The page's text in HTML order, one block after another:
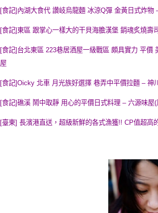
[食記]內湖大食代 讚岐烏龍麵 冰涼Q彈 金黃日式炸物
[食記]東區 跟掌心一樣大的干貝海膽漢堡 銷魂炙燒壽
[食記]台北東區 223巷居酒屋一級戰區 頗具實力 平價
屋
[食記]Oicky 北車 月光族好選擇 巷弄中平價拉麵 – 神
[食記]礁溪 鬧中取靜 用心的平價日式料理 – 六源味屋
[臺東] 長濱港直送，超級新鮮的各式漁獲!! CP值超高